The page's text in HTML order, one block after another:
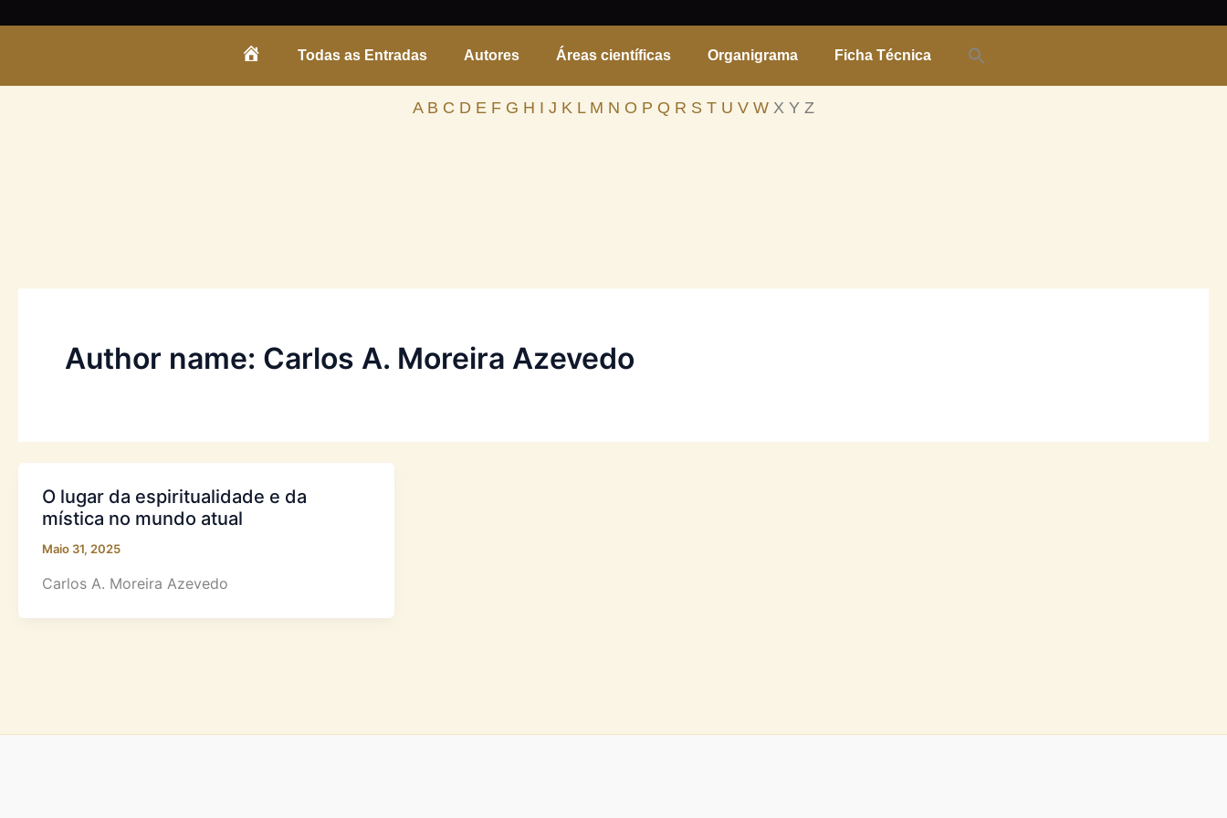
ENTRADATodas as Entradas Autores Áreas científicas Organigrama Ficha Técnica
A B C D E F G H I J K L M N O P Q R S T U V W X Y Z
Author name: Carlos A. Moreira Azevedo
O lugar da espiritualidade e da
mística no mundo atual
Maio 31, 2025
Carlos A. Moreira Azevedo